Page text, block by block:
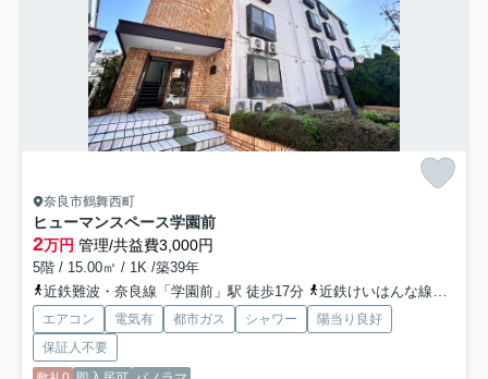
奈良市鶴舞西町
ヒューマンスペース学園前
2万円 管理/共益費3,000円
5階 / 15.00㎡ / 1K /築39年
近鉄難波・奈良線「学園前」駅 徒歩17分
近鉄けいはんな線「学研北生駒」駅 バス14分 奈良交通「大渕橋（奈良県）」 停歩6分
エアコン 電気有 都市ガス シャワー
陽当り良好
保証人不要